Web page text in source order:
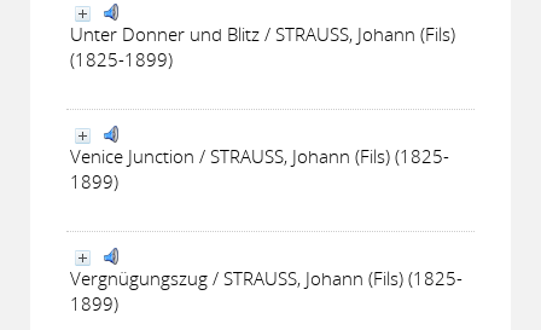
Unter Donner und Blitz / STRAUSS, Johann (Fils)
(1825-1899)
Venice Junction / STRAUSS, Johann (Fils) (1825-
1899)
Vergnügungszug / STRAUSS, Johann (Fils) (1825-
1899)